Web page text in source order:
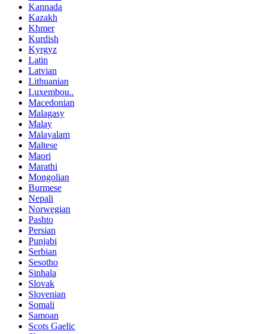
Kannada
Kazakh
Khmer
Kurdish
Kyrgyz
Latin
Latvian
Lithuanian
Luxembou..
Macedonian
Malagasy
Malay
Malayalam
Maltese
Maori
Marathi
Mongolian
Burmese
Nepali
Norwegian
Pashto
Persian
Punjabi
Serbian
Sesotho
Sinhala
Slovak
Slovenian
Somali
Samoan
Scots Gaelic